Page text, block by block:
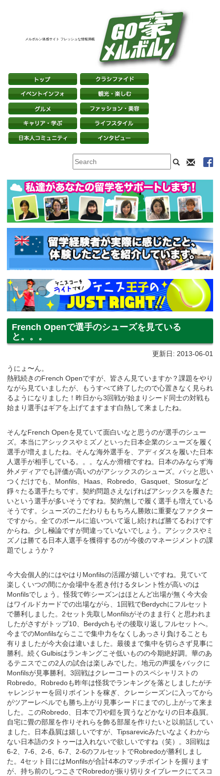
メルボルン体感サイト フレッシュな情報満載
French Openで選手のシューズを見ている
と。。。
更新日: 2013-06-01
うにょ〜ん。
熱戦続きのFrench Openですが、皆さん見ていますか？課題をやり
ながら見ていましたが、もうすべて終了したので心置きなく見られ
るようになりました！昨日から3回戦が始まりシード同士の対戦も
始まり選手はギアを上げてますます白熱して来ましたね。
そんなFrench Openを見ていて面白いなと思うのが選手のシュー
ズ。本当にアシックスやミズノといった日本企業のシューズを履く
選手が増えましたね。そんな海外選手を、アディダスを履いた日本
人選手が相手している。。。なんか滑稽ですね。日本のみならず海
外メディアでも評価が高いのがアシックスのシューズ。パッと思い
つくだけでも、Monfils、Haas、Robredo、Gasquet、Stosurなど
錚々たる選手たちです。契約問題さえなげればアシックスを履きた
いという選手が多いそうですね。契約無しで履く選手も増えている
そうです。シューズのこだわりももちろん勝敗に重要なファクター
ですから。全てのボールに追いついて返し続ければ勝てるわけです
からね。少し極論ですが間違っていないでしょう。アシックスやミ
ズノは勝てる日本人選手を獲得するのが今後のマネージメントの課
題でしょうか？
今大会個人的にはやはりMonfilsの活躍が嬉しいですね。見ていて
楽しくいつの間にか会場中を惹き付けるタレント性が高いのは
Monfilsでしょう。怪我で昨シーズンはほとんど出場が無く今大会
はワイルドカードでの出場ながら、1回戦でBerdychにフルセット
で勝利しました。2セット先取しMonfilsがそのまま行くと思われま
したがさすがトップ10、Berdychもその後取り返しフルセットへ。
今までのMonfilsならここで集中力をなくしあっさり負けることも
有りましたが今大会は違いました。最後まで集中を切らさず見事に
勝利。続くGulbisはランキングこそ低いものの今期絶好調。華のあ
るテニスでこの2人の試合は楽しみでした。地元の声援をバックに
Monfilsが見事勝利。3回戦はクレーコートのスペシャリストの
Robredo。Robredoも昨年は怪我でランキングを落としましたがチ
ャレンジャーを回りポイントを稼ぎ、クレーシーズンに入ってから
がツアーレベルでも勝ち上がり見事シードにまでのし上がって来ま
した。このRobredo、日本で刀や鎧を買うなどかなりの日本贔屓。
自宅に畳の部屋を作りそれらを飾る部屋を作りたいと以前話してい
ました。日本贔屓は嬉しいですが、Tipsarevicみたいなよくわから
ない日本語のタトゥーは入れないで欲しいですね（笑）。3回戦は
6-2、7-6、2-6、6-7、2-6のフルセットでRobredoが勝利しまし
た。4セット目にはMonfilsが合計4本のマッチポイントを握ります
が、持ち前のしつこさでRobredoが振り切りタイブレークにてスコ